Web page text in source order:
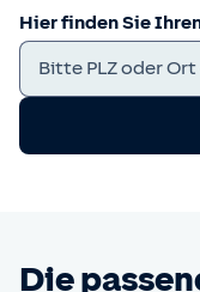
Hier finden Sie
Die